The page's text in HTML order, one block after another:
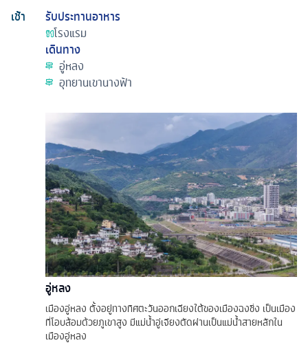
เช้า
รับประทานอาหาร
โรงแรม
เดินทาง
อู่หลง
อุทยานเขานางฟ้า
อู่หลง
เมืองอู่หลง ตั้งอยู่ทางทิศตะวันออกเฉียงใต้ของเมืองฉงชิ่ง เป็นเมือง
ที่โอบล้อมด้วยภูเขาสูง มีแม่น้ำอู่เจียงตัดผ่านเป็นแม่น้ำสายหลักใน
เมืองอู่หลง